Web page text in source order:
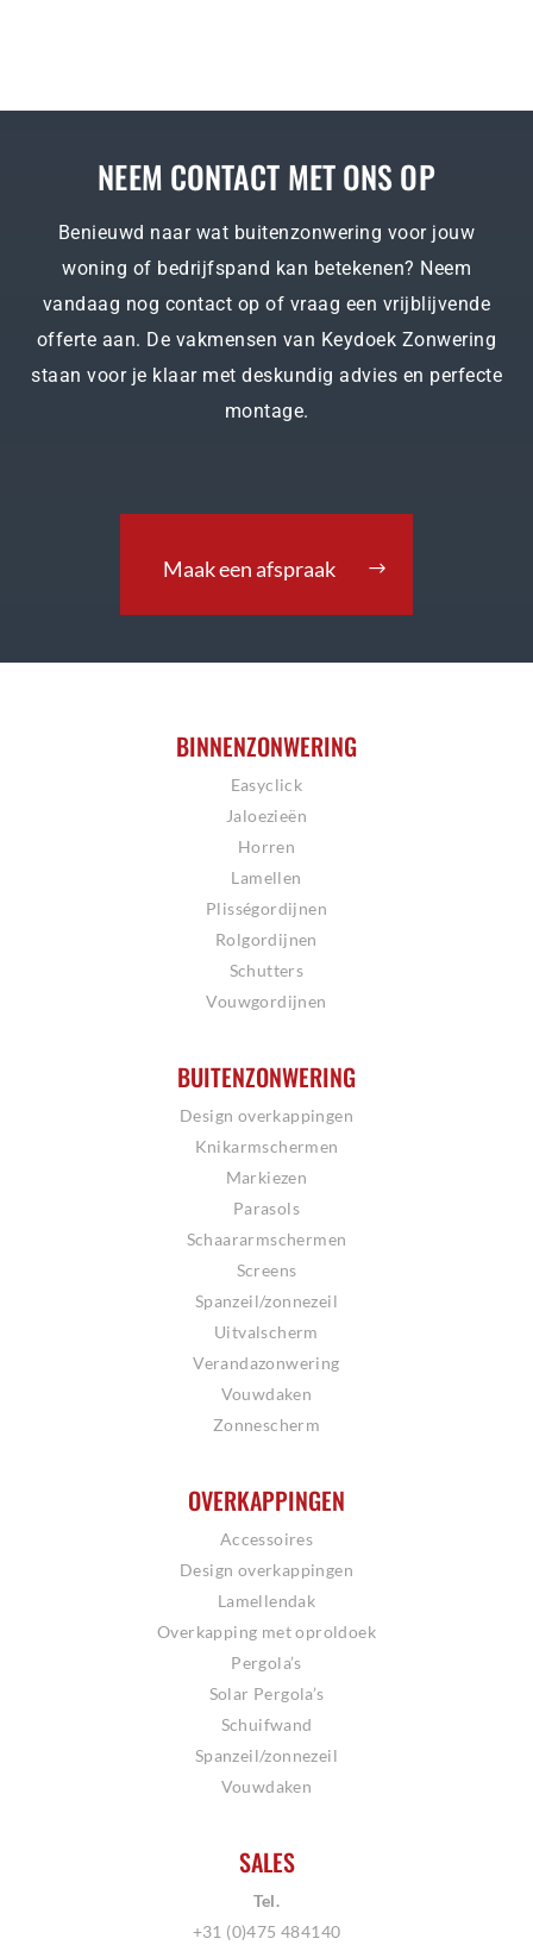
NEEM CONTACT MET ONS OP
Benieuwd naar wat buitenzonwering voor jouw
woning of bedrijfspand kan betekenen? Neem
vandaag nog contact op of vraag een vrijblijvende
offerte aan. De vakmensen van Keydoek Zonwering
staan voor je klaar met deskundig advies en perfecte
montage.
Maak een afspraak
BINNENZONWERING
Easyclick
Jaloezieën
Horren
Lamellen
Plisségordijnen
Rolgordijnen
Schutters
Vouwgordijnen
BUITENZONWERING
Design overkappingen
Knikarmschermen
Markiezen
Parasols
Schaararmschermen
Screens
Spanzeil/zonnezeil
Uitvalscherm
Verandazonwering
Vouwdaken
Zonnescherm
OVERKAPPINGEN
Accessoires
Design overkappingen
Lamellendak
Overkapping met oproldoek
Pergola’s
Solar Pergola’s
Schuifwand
Spanzeil/zonnezeil
Vouwdaken
SALES
Tel.
+31 (0)475 484140